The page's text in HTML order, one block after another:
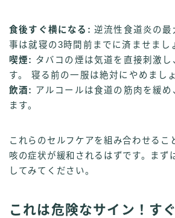
食後すぐ横になる: 逆流性食道炎の最
事は就寝の3時間前までに済ませまし
喫煙: タバコの煙は気道を直接刺激し
す。 寝る前の一服は絶対にやめましょ
飲酒: アルコールは食道の筋肉を緩め
ます。
これらのセルフケアを組み合わせるこ
咳の症状が緩和されるはずです。まず
してみてください。
これは危険なサイン！す